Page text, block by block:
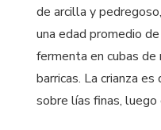
de arcilla y
una edad promedio
fermenta en cubas de
barricas. La crianza
sobre lías finas,